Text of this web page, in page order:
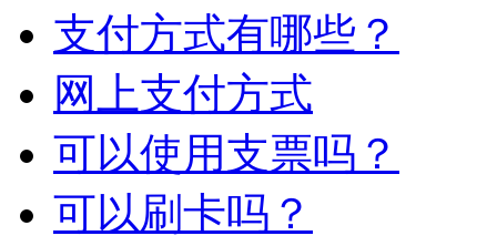
支付方式有哪些？
网上支付方式
可以使用支票吗？
可以刷卡吗？